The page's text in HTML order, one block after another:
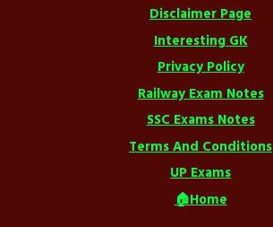
Disclaimer Page
Interesting GK
Privacy Policy
Railway Exam Notes
SSC Exams Notes
Terms And Conditions
UP Exams
🏠Home